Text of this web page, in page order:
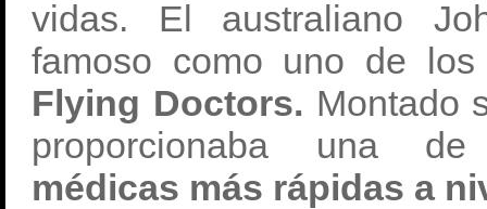
vidas. El australiano
famoso como uno de
Flying Doctors. Montado
proporcionaba una
médicas más rápidas a